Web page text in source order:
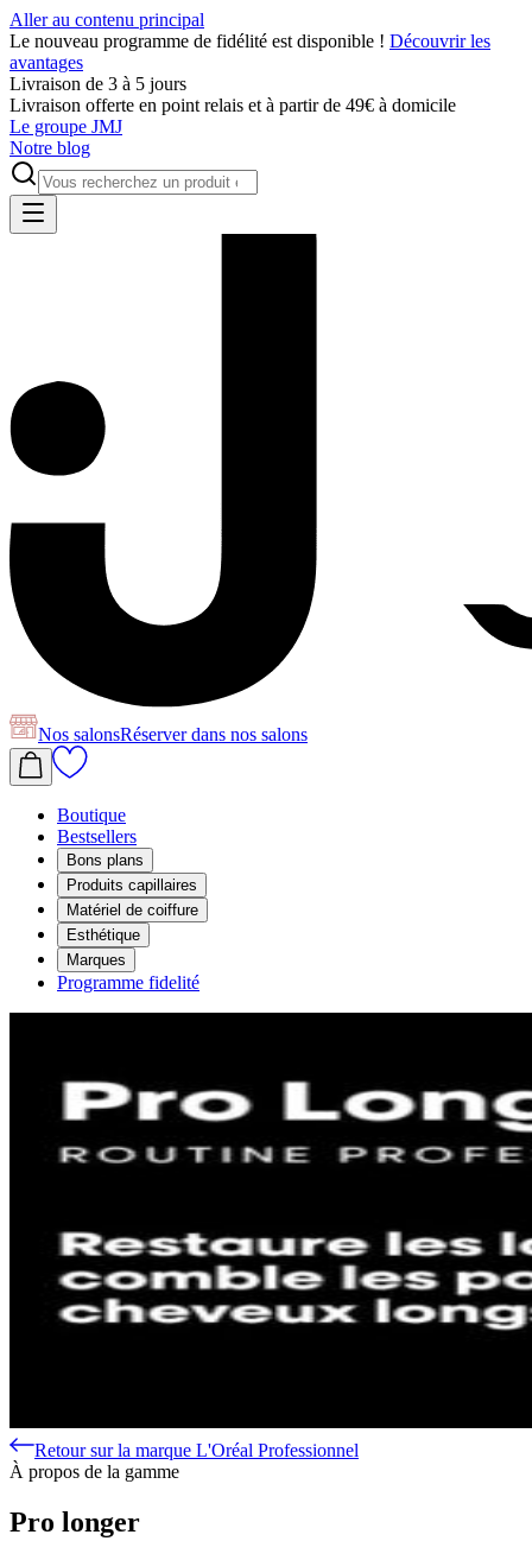
Aller au contenu principal
Le nouveau programme de fidélité est disponible ! Découvrir les
avantages
Livraison de 3 à 5 jours
Livraison offerte en point relais et à partir de 49€ à domicile
Le groupe JMJ
Notre blog
Nos salonsRéserverdans nos salons
Boutique
Bestsellers
Bons plans
Produits capillaires
Matériel de coiffure
Esthétique
Marques
Programme fidelité
Retour sur la marque L'Oréal Professionnel
À propos de la gamme
Pro longer